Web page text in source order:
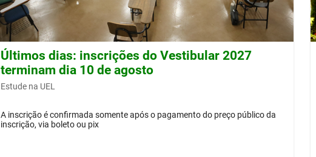
Últimos dias: inscrições do Vestibular 2027
terminam dia 10 de agosto
Estude na UEL
A inscrição é confirmada somente após o pagamento do preço público da
inscrição, via boleto ou pix